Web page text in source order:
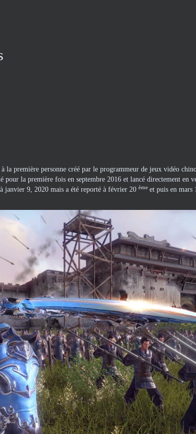
première personne créé par le programmeur de jeux vidéo
la première fois en septembre 2016 et lancé directement en
9, 2020 mais a été reporté à février 20 ème et puis en mars